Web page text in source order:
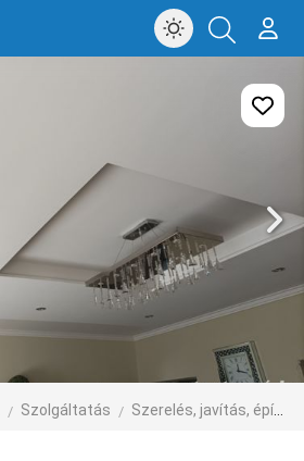
Szolgáltatás Szerelés, javítás, építkezés